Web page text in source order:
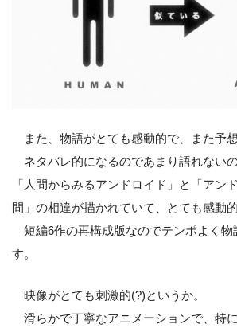
また、物語がとても感動的で、また予想
ネタバレ的になるのであまり語れな
「人間からみるアンドロイド」と「アン
間」の相違が描かれていて、とても感動的
短編6作の再構成版なのでテンポよく物
す。
映像がとても刺激的(?)というか。
滑らかで丁寧なアニメーションで、特